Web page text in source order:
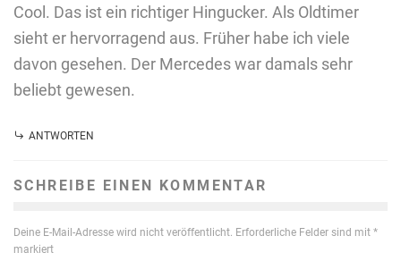
Cool. Das ist ein richtiger Hingucker. Als Oldtimer
sieht er hervorragend aus. Früher habe ich viele
davon gesehen. Der Mercedes war damals sehr
beliebt gewesen.
ANTWORTEN
SCHREIBE EINEN KOMMENTAR
Deine E-Mail-Adresse wird nicht veröffentlicht. Erforderliche Felder sind mit *
markiert